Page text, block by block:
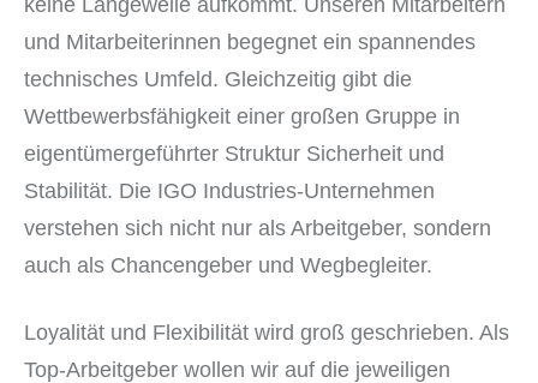
keine Langeweile aufkommt. Unseren Mitarbeitern
und Mitarbeiterinnen begegnet ein spannendes
technisches Umfeld. Gleichzeitig gibt die
Wettbewerbsfähigkeit einer großen Gruppe in
eigentümergeführter Struktur Sicherheit und
Stabilität. Die IGO Industries-Unternehmen
verstehen sich nicht nur als Arbeitgeber, sondern
auch als Chancengeber und Wegbegleiter.
Loyalität und Flexibilität wird groß geschrieben. Als
Top-Arbeitgeber wollen wir auf die jeweiligen